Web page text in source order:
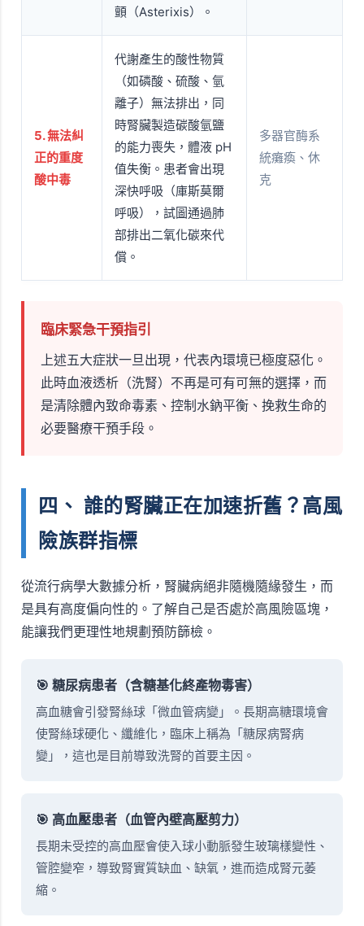
顫（Asterixis）。
5. 無法糾
正的重度
酸中毒
代謝產生的酸性物質
（如磷酸、硫酸、氫
離子）無法排出，同
時腎臟製造碳酸氫鹽
的能力喪失，體液 pH
值失衡。患者會出現
深快呼吸（庫斯莫爾
呼吸），試圖通過肺
部排出二氧化碳來代
償。
多器官酶系
統癱瘓、休
克
臨床緊急干預指引
上述五大症狀一旦出現，代表內環境已極度惡化。
此時血液透析（洗腎）不再是可有可無的選擇，而
是清除體內致命毒素、控制水鈉平衡、挽救生命的
必要醫療干預手段。
四、 誰的腎臟正在加速折舊？高風
險族群指標
從流行病學大數據分析，腎臟病絕非隨機隨緣發生，而
是具有高度偏向性的。了解自己是否處於高風險區塊，
能讓我們更理性地規劃預防篩檢。
🎯 糖尿病患者（含糖基化終產物毒害）
高血糖會引發腎絲球「微血管病變」。長期高糖環境會
使腎絲球硬化、纖維化，臨床上稱為「糖尿病腎病
變」，這也是目前導致洗腎的首要主因。
🎯 高血壓患者（血管內壁高壓剪力）
長期未受控的高血壓會使入球小動脈發生玻璃樣變性、
管腔變窄，導致腎實質缺血、缺氧，進而造成腎元萎
縮。